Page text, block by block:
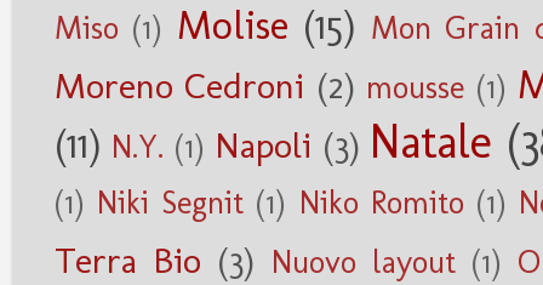
Miso (1) Molise (15) Mon Grain
Moreno Cedroni (2) mousse (1)
(11) N.Y. (1) Napoli (3) Natale
(1) Niki Segnit (1) Niko Romito (1)
Terra Bio (3) Nuovo layout (1)